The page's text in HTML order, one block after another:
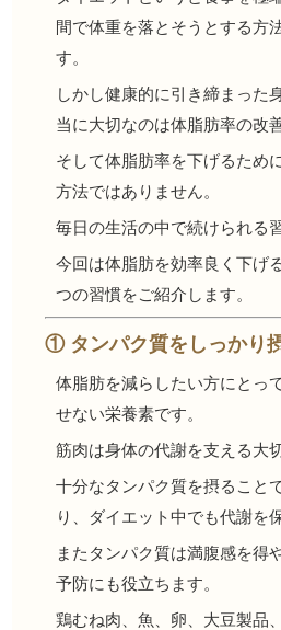
間で体重を落とそうとする方
す。
しかし健康的に引き締まった
当に大切なのは体脂肪率の改
そして体脂肪率を下げるため
方法ではありません。
毎日の生活の中で続けられる
今回は体脂肪を効率良く下げ
つの習慣をご紹介します。
① タンパク質をしっかり
体脂肪を減らしたい方にとっ
せない栄養素です。
筋肉は身体の代謝を支える大
十分なタンパク質を摂ること
り、ダイエット中でも代謝を
またタンパク質は満腹感を得
予防にも役立ちます。
鶏むね肉、魚、卵、大豆製品